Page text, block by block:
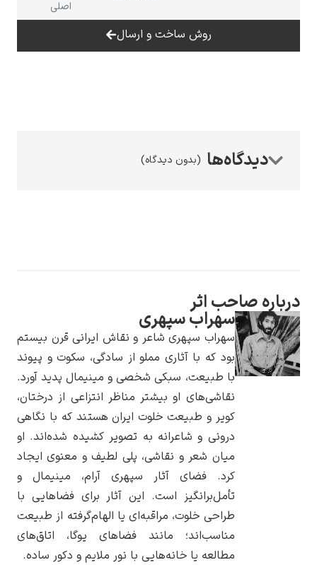
پیر آگوست رنوآر
یوهانس فرمیر
پرفروش‌ترین
روش ساخت و ارسال
(بدون دیدگاه)
صاحب اثر
سهراب سپهری
سهراب سپهری شاعر و نقاش ایرانی قرن بیستم
بود که با آثاری مملو از سادگی، سکوت و پیوند
با طبیعت، سبکی شخصی و مینیمال پدید آورد.
نقاشی‌های او بیشتر مناظر انتزاعی از درختان،
کویر و طبیعت خلوت ایران هستند که با نگاهی
درونی و شاعرانه به تصویر کشیده شده‌اند. او
میان شعر و نقاشی، پلی لطیف و معنوی ایجاد
کرد. فضای آثار سپهری آرام، مینیمال و
تأمل‌برانگیز است. این آثار برای فضاهایی با
طراحی خلوت، مراقبه‌ای یا الهام‌گرفته از طبیعت
مناسب‌اند؛ مانند فضاهای یوگا، اتاق‌های
مطالعه یا خانه‌هایی با نور ملایم و دکور ساده.